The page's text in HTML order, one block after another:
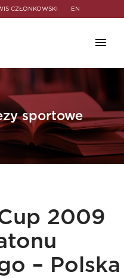
CZŁONKOWSKI EN
sportowe
2009
– Polska